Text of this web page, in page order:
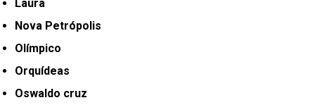
Laura
Nova Petrópolis
Olímpico
Orquídeas
Oswaldo cruz